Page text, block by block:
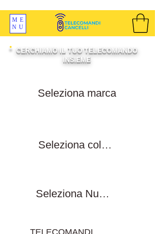
ME
NU
CERCHIAMO IL TUO TELECOMANDO
INSIEME